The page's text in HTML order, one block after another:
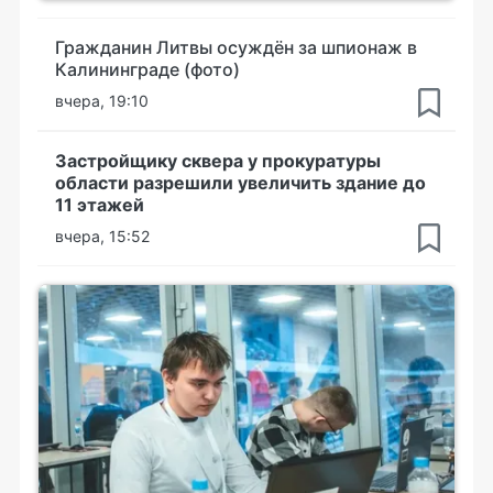
Гражданин Литвы осуждён за шпионаж в
Калининграде (фото)
вчера, 19:10
Застройщику сквера у прокуратуры
области разрешили увеличить здание до
11 этажей
вчера, 15:52